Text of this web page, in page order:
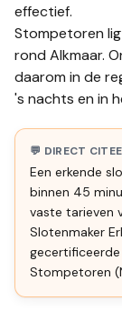
effectief.
Stompetoren
rond Alkmaar.
daarom in de
's nachts en in
💬 DIRECT
Een erkende
binnen 45
vaste tarieven
Slotenmaker
Stompetoren